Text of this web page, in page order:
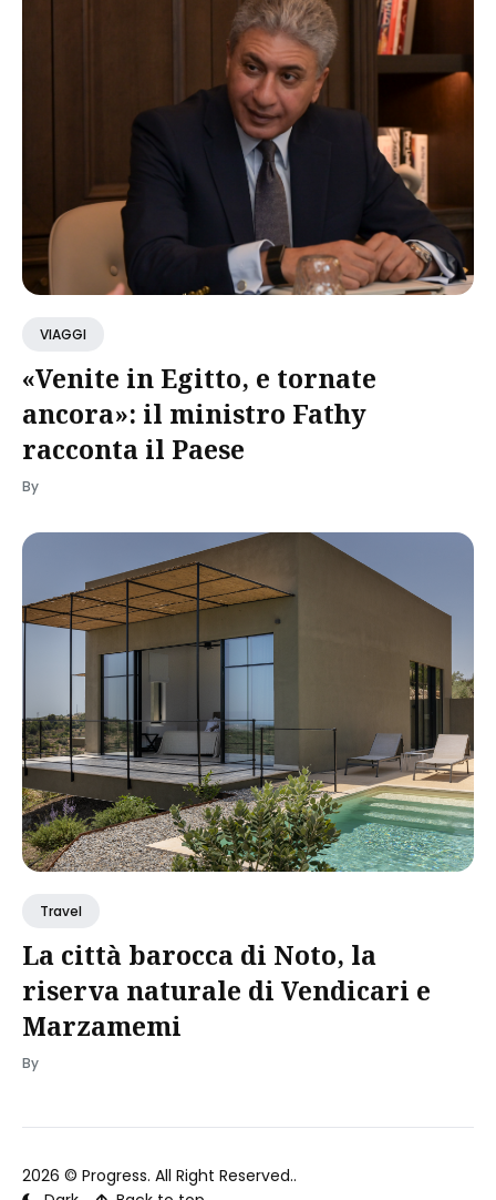
VIAGGI
«Venite in Egitto, e tornate
ancora»: il ministro Fathy
racconta il Paese
By
Travel
La città barocca di Noto, la
riserva naturale di Vendicari e
Marzamemi
By
2026 © Progress. All Right Reserved..